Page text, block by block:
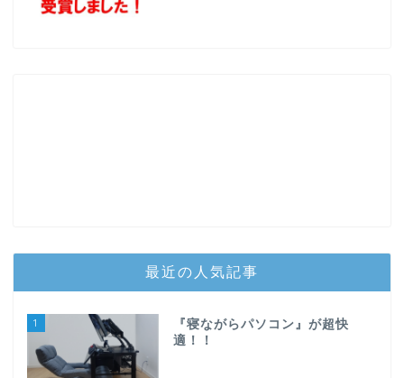
最近の人気記事
1
『寝ながらパソコン』が超快
適！！